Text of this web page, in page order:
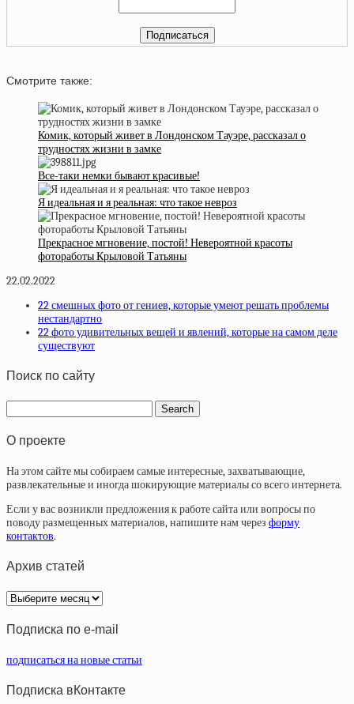
Смотрите также:
Комик, который живет в Лондонском Тауэре, рассказал о
трудностях жизни в замке
Все-таки немки бывают красивые!
Я идеальная и я реальная: что такое невроз
Прекрасное мгновение, постой! Невероятной красоты
фотоработы Крыловой Татьяны
22.02.2022
22 смешных фото от гениев, которые умеют решать проблемы
нестандартно
22 фото удивительных вещей и явлений, которые на самом деле
существуют
Поиск по сайту
О проекте
На этом сайте мы собираем самые интересные, захватывающие,
развлекательные и иногда шокирующие материалы со всего интернета.
Если у вас возникли предложения к работе сайта или вопросы по
поводу размещенных материалов, напишите нам через форму
контактов.
Архив статей
Архив
статей
Подписка по e-mail
подписаться на новые статьи
Подписка вКонтакте